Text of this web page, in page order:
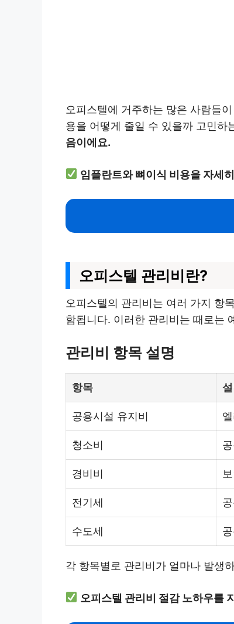
오피스텔에 거주하는 많은 사람들
용을 어떻게 줄일 수 있을까 고민하
음이에요.
임플란트와 뼈이식 비용을 자세
오피스텔 관리비란?
오피스텔의 관리비는 여러 가지 항
함됩니다. 이러한 관리비는 때로는
관리비 항목 설명
항목
공용시설 유지비
청소비
경비비
전기세
수도세
각 항목별로 관리비가 얼마나 발생
오피스텔 관리비 절감 노하우를